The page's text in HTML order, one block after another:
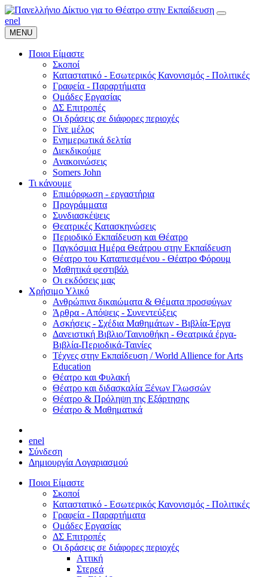
enel
MENU
Ποιοι Είμαστε
Σκοποί
Καταστατικό - Εσωτερικός Κανονισμός - Πολιτικές
Γραφεία - Παραρτήματα
Ομάδες Εργασίας
ΔΣ Επιτροπές
Οι δράσεις σε διάφορες περιοχές
Γίνε μέλος
Ενημερωτικά δελτία
Διεκδικούμε
Ανακοινώσεις
Somers John
Τι κάνουμε
Επιμόρφωση - εργαστήρια
Προγράμματα
Συνδιασκέψεις
Θεατρικές Κατασκηνώσεις
Περιοδικό Εκπαίδευση και Θέατρο
Παγκόσμια Ημέρα Θεάτρου στην Εκπαίδευση
Θέατρο του Καταπιεσμένου - Θέατρο Φόρουμ
Μαθητικά φεστιβάλ
Οι εκδόσεις μας
Χρήσιμο Υλικό
Ανθρώπινα δικαιώματα & Θέματα προσφύγων
Άρθρα - Απόψεις - Συνεντεύξεις
Ασκήσεις - Σχέδια Μαθημάτων - Βιβλία-Έργα
Δανειστική Βιβλιο/Ταινιοθήκη - Θεατρικά έργα-
Βιβλία-Περιοδικά-Ταινίες
Τέχνες στην Εκπαίδευση / World Allience for Arts
Education
Θέατρο και Φυλακή
Θέατρο και διδασκαλία Ξένων Γλωσσών
Θέατρο & Πρόληψη της Εξάρτησης
Θέατρο & Μαθηματικά
enel
Σύνδεση
Δημιουργία Λογαριασμού
Ποιοι Είμαστε
Σκοποί
Καταστατικό - Εσωτερικός Κανονισμός - Πολιτικές
Γραφεία - Παραρτήματα
Ομάδες Εργασίας
ΔΣ Επιτροπές
Οι δράσεις σε διάφορες περιοχές
Αττική
Στερεά